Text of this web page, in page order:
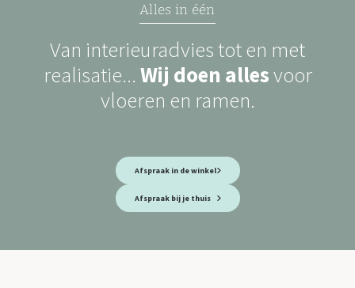
Alles in één
Van interieuradvies tot en met
realisatie... Wij doen allesvoor
vloeren en ramen.
Afspraak in de winkel
Afspraak bij je thuis